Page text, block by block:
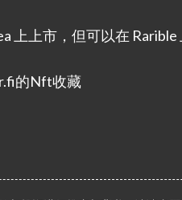
上上市，但可以在 Rarible